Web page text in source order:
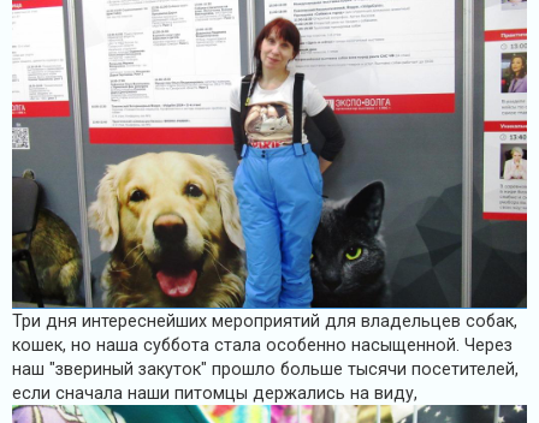
Три дня интереснейших мероприятий для владельцев собак,
кошек, но наша суббота стала особенно насыщенной. Через
наш "звериный закуток" прошло больше тысячи посетителей,
если сначала наши питомцы держались на виду,